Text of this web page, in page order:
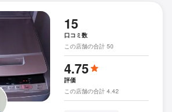
15
口コミ数
この店舗の合計 50
4.75
評価
この店舗の合計 4.42